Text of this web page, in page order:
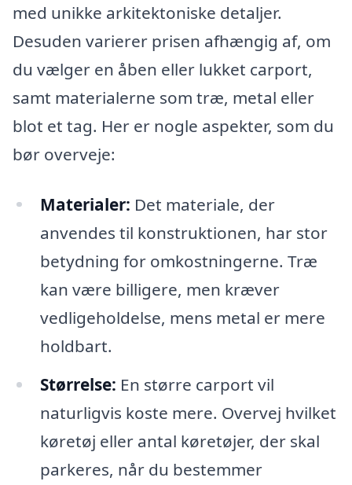
med unikke arkitektoniske detaljer.
Desuden varierer prisen afhængig af, om
du vælger en åben eller lukket carport,
samt materialerne som træ, metal eller
blot et tag. Her er nogle aspekter, som du
bør overveje:
Materialer: Det materiale, der
anvendes til konstruktionen, har stor
betydning for omkostningerne. Træ
kan være billigere, men kræver
vedligeholdelse, mens metal er mere
holdbart.
Størrelse: En større carport vil
naturligvis koste mere. Overvej hvilket
køretøj eller antal køretøjer, der skal
parkeres, når du bestemmer